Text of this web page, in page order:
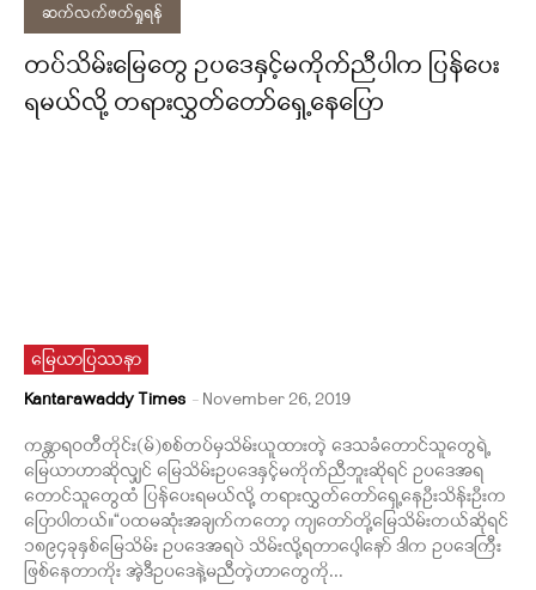
ဆက်လက်ဖတ်ရှုရန်
တပ်သိမ်းမြေတွေ ဥပဒေနှင့်မကိုက်ညီပါက ပြန်ပေး
ရမယ်လို့ တရားလွှတ်တော်ရှေ့နေပြော
မြေယာပြဿနာ
Kantarawaddy Times - November 26, 2019
ကန္တာရဝတီတိုင်း(မ်)စစ်တပ်မှသိမ်းယူထားတဲ့ ဒေသခံတောင်သူတွေရဲ့
မြေယာဟာဆိုလျှင် မြေသိမ်းဥပဒေနှင့်မကိုက်ညီဘူးဆိုရင် ဥပဒေအရ
တောင်သူတွေထံ ပြန်ပေးရမယ်လို့ တရားလွှတ်တော်ရှေ့နေဦးသိန်းဦးက
ပြောပါတယ်။“ပထမဆုံးအချက်ကတော့ ကျတော်တို့မြေသိမ်းတယ်ဆိုရင်
၁၈၉၄ခုနှစ်မြေသိမ်း ဥပဒေအရပဲ သိမ်းလို့ရတာပေါ့နော် ဒါက ဥပဒေကြီး
ဖြစ်နေတာကိုး အဲ့ဒီဥပဒေနဲ့မညီတဲ့ဟာတွေကို...